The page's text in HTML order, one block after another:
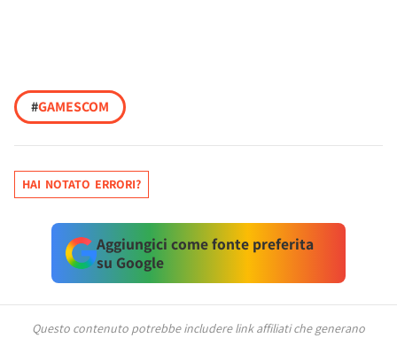
#GAMESCOM
HAI NOTATO ERRORI?
Aggiungici come fonte preferita
su Google
Questo contenuto potrebbe includere link affiliati che generano